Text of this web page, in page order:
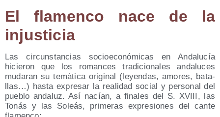
El fla­men­co nace de la
injusticia
Las cir­cuns­tan­cias socio­eco­nó­mi­cas en Anda­lu­cía
hicie­ron que los roman­ces tra­di­cio­na­les anda­lu­ces
muda­ran su temá­ti­ca ori­gi­nal (leyen­das, amo­res, bata­
llas…) has­ta expre­sar la reali­dad social y per­so­nal del
pue­blo anda­luz. Así nacían, a fina­les del S. XVIII, las
Tonás y las Soleás, pri­me­ras expre­sio­nes del can­te